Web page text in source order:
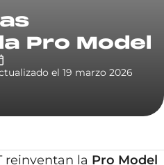
Pro Model
el 19 marzo 2026
reinventan la Pro Model